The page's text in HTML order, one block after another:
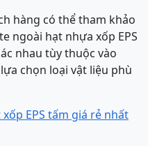
hàng có thể tham khảo
ngoài hạt nhựa xốp EPS
nhau tùy thuộc vào
chọn loại vật liệu phù
EPS tấm giá rẻ nhất